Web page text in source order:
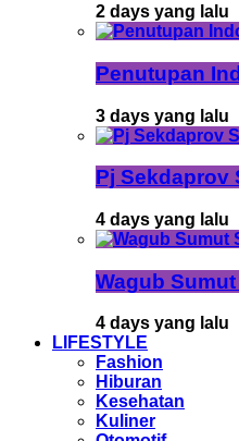
2 days yang lalu
Penutupan
3 days yang lalu
Pj Sekdaprov
4 days yang lalu
Wagub
4 days yang lalu
LIFESTYLE
Fashion
Hiburan
Kesehatan
Kuliner